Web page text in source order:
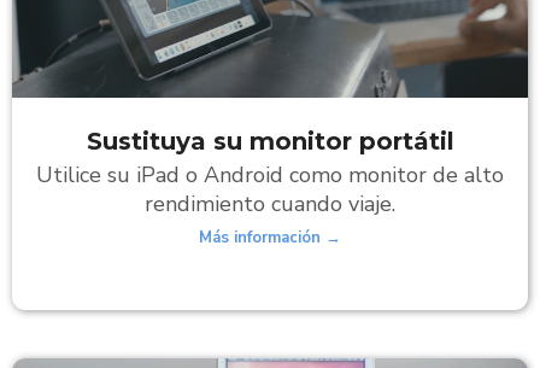
Sustituya su monitor portátil
Utilice su iPad o Android como monitor de alto
rendimiento cuando viaje.
Más información →